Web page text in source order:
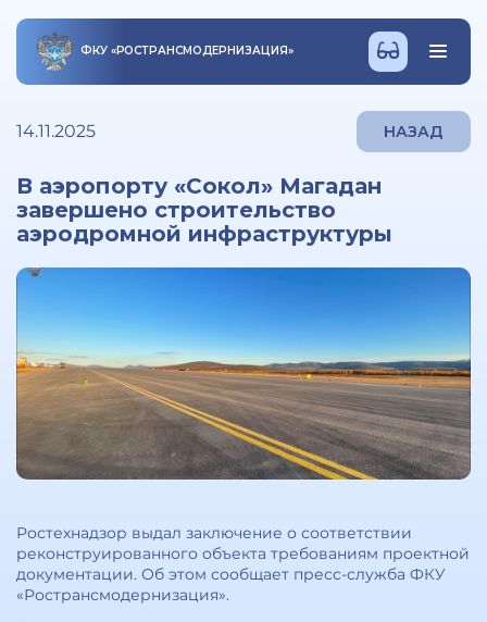
ФКУ «РОСТРАНСМОДЕРНИЗАЦИЯ»
14.11.2025 НАЗАД
В аэропорту «Сокол» Магадан
завершено строительство
аэродромной инфраструктуры
Ростехнадзор выдал заключение о соответствии
реконструированного объекта требованиям проектной
документации. Об этом сообщает пресс-служба ФКУ
«Ространсмодернизация».